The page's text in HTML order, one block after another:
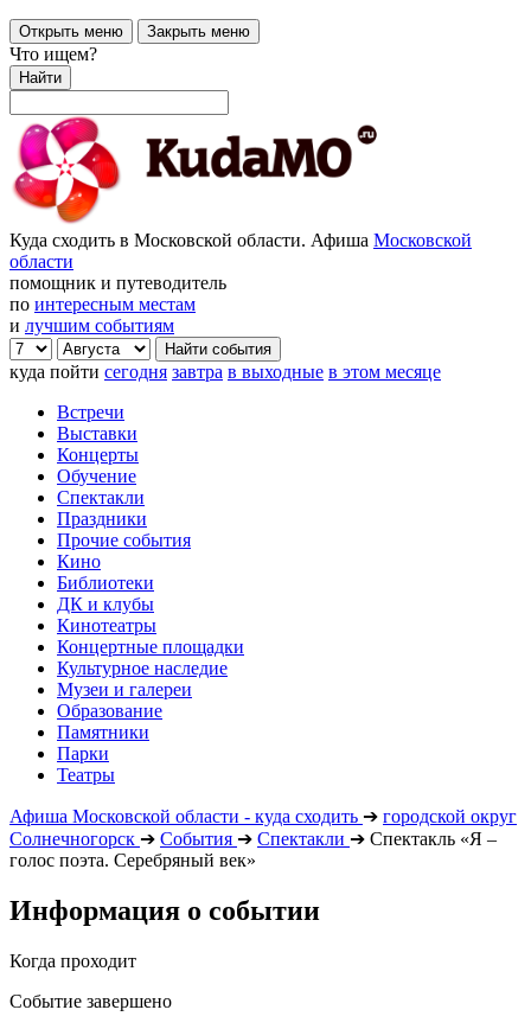
Открыть меню Закрыть меню
Что ищем?
Найти
Куда сходить в Московской области. Афиша Московской
области
помощник и путеводитель
по интересным местам
и лучшим событиям
куда пойти сегодня завтра в выходные в этом месяце
Встречи
Выставки
Концерты
Обучение
Спектакли
Праздники
Прочие события
Кино
Библиотеки
ДК и клубы
Кинотеатры
Концертные площадки
Культурное наследие
Музеи и галереи
Образование
Памятники
Парки
Театры
Афиша Московской области - куда сходить ➔ городской округ
Солнечногорск ➔ События ➔ Спектакли ➔ Спектакль «Я –
голос поэта. Серебряный век»
Информация о событии
Когда проходит
Событие завершено